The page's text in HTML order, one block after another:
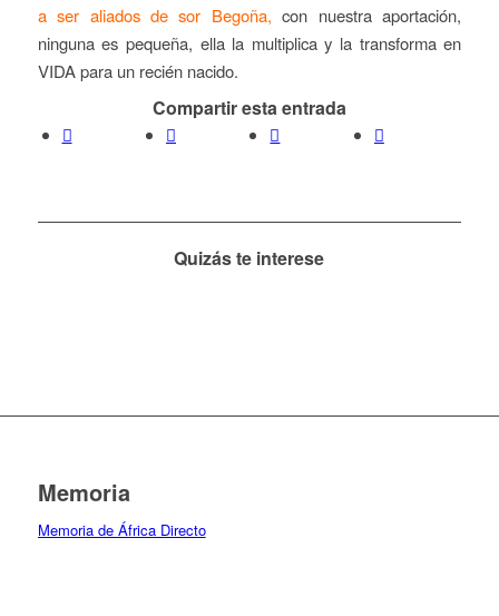
a ser aliados de sor Begoña, con nuestra aportación,
ninguna es pequeña, ella la multiplica y la transforma en
VIDA para un recién nacido.
Compartir esta entrada
Quizás te interese
Memoria
Memoria de África Directo